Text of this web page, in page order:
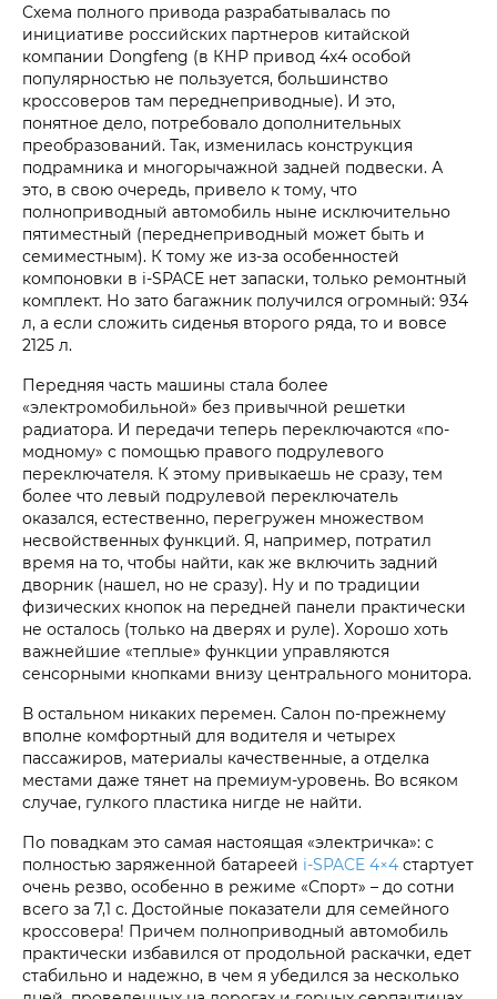
Схема полного привода разрабатывалась по
инициативе российских партнеров китайской
компании Dongfeng (в КНР привод 4х4 особой
популярностью не пользуется, большинство
кроссоверов там переднеприводные). И это,
понятное дело, потребовало дополнительных
преобразований. Так, изменилась конструкция
подрамника и многорычажной задней подвески. А
это, в свою очередь, привело к тому, что
полноприводный автомобиль ныне исключительно
пятиместный (переднеприводный может быть и
семиместным). К тому же из-за особенностей
компоновки в i‑SPACE нет запаски, только ремонтный
комплект. Но зато багажник получился огромный: 934
л, а если сложить сиденья второго ряда, то и вовсе
2125 л.
Передняя часть машины стала более
«электромобильной» без привычной решетки
радиатора. И передачи теперь переключаются «по-
модному» с помощью правого подрулевого
переключателя. К этому привыкаешь не сразу, тем
более что левый подрулевой переключатель
оказался, естественно, перегружен множеством
несвойственных функций. Я, например, потратил
время на то, чтобы найти, как же включить задний
дворник (нашел, но не сразу). Ну и по традиции
физических кнопок на передней панели практически
не осталось (только на дверях и руле). Хорошо хоть
важнейшие «теплые» функции управляются
сенсорными кнопками внизу центрального монитора.
В остальном никаких перемен. Салон по-прежнему
вполне комфортный для водителя и четырех
пассажиров, материалы качественные, а отделка
местами даже тянет на премиум-уровень. Во всяком
случае, гулкого пластика нигде не найти.
По повадкам это самая настоящая «электричка»: с
полностью заряженной батареей i‑SPACE 4×4 стартует
очень резво, особенно в режиме «Спорт» – до сотни
всего за 7,1 с. Достойные показатели для семейного
кроссовера! Причем полноприводный автомобиль
практически избавился от продольной раскачки, едет
стабильно и надежно, в чем я убедился за несколько